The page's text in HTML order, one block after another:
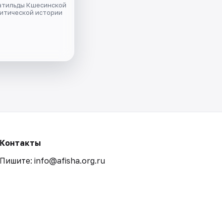
Кшесинской
истории
Контакты
Пишите: info@afisha.org.ru